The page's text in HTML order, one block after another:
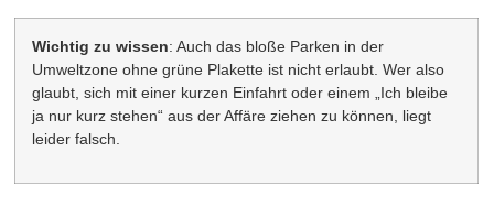
Wichtig zu wissen: Auch das bloße Parken in der
Umweltzone ohne grüne Plakette ist nicht erlaubt. Wer also
glaubt, sich mit einer kurzen Einfahrt oder einem „Ich bleibe
ja nur kurz stehen“ aus der Affäre ziehen zu können, liegt
leider falsch.